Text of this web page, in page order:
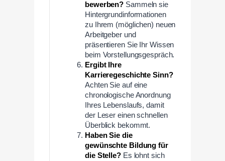
bewerben? Sammeln sie
Hintergrundinformationen
zu Ihrem (möglichen) neuen
Arbeitgeber und
präsentieren Sie Ihr Wissen
beim Vorstellungsgespräch.
Ergibt Ihre
Karrieregeschichte Sinn?
Achten Sie auf eine
chronologische Anordnung
Ihres Lebenslaufs, damit
der Leser einen schnellen
Überblick bekommt.
Haben Sie die
gewünschte Bildung für
die Stelle?Es lohnt sich